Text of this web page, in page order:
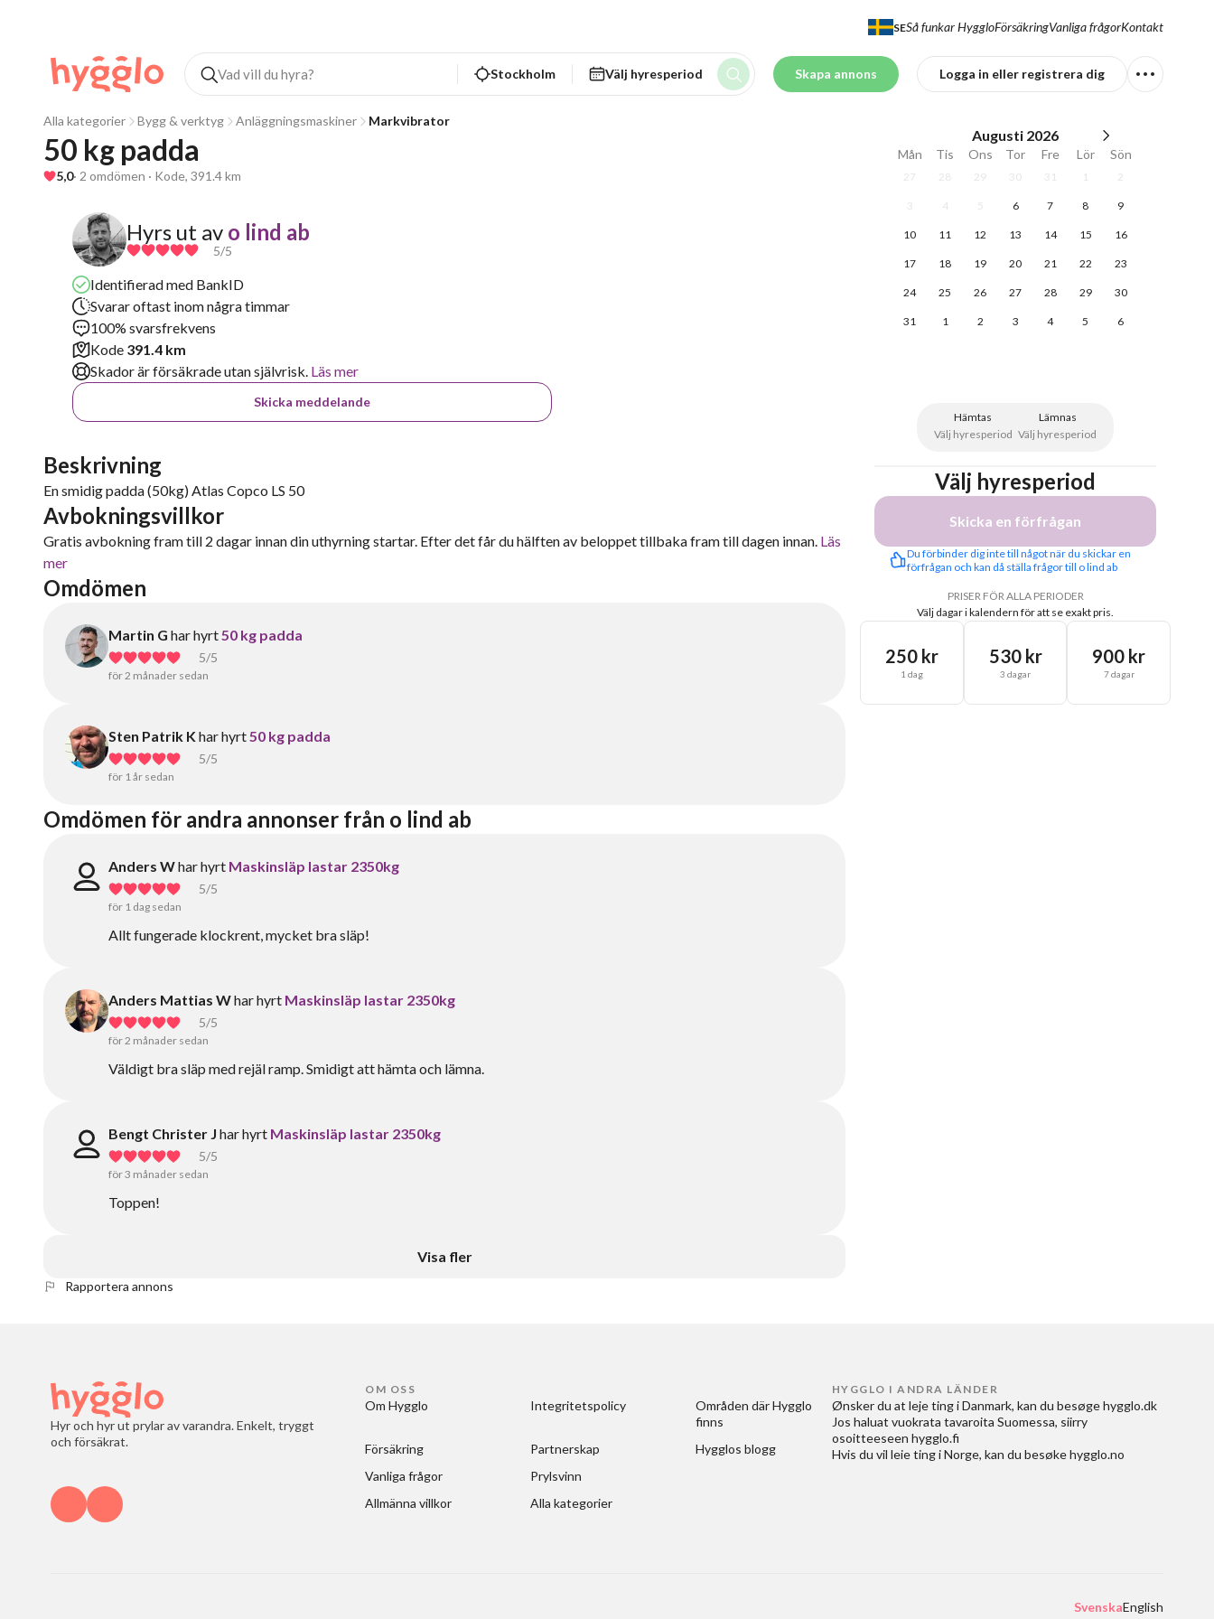
SESå funkar HyggloFörsäkringVanliga frågorKontakt
Stockholm Välj hyresperiod Skapa annons Logga in eller registrera dig
Alla kategorier Bygg & verktyg Anläggningsmaskiner Markvibrator
50 kg padda
5,0· 2 omdömen · Kode, 391.4 km
Hyrs ut av o lind ab
5/5
Identifierad med BankID
Svarar oftast inom några timmar
100% svarsfrekvens
Kode 391.4 km
Skador är försäkrade utan självrisk. Läs mer
Skicka meddelande
Beskrivning
En smidig padda (50kg) Atlas Copco LS 50
Avbokningsvillkor
Gratis avbokning fram till 2 dagar innan din uthyrning startar. Efter det får du hälften av beloppet tillbaka fram till dagen innan. Läs
mer
Omdömen
Martin G har hyrt50 kg padda
5/5
för 2 månader sedan
Sten Patrik K har hyrt50 kg padda
5/5
för 1 år sedan
Omdömen för andra annonser från o lind ab
Anders Whar hyrt Maskinsläp lastar 2350kg
5/5
för 1 dag sedan
Allt fungerade klockrent, mycket bra släp!
Anders Mattias Whar hyrt Maskinsläp lastar 2350kg
5/5
för 2 månader sedan
Väldigt bra släp med rejäl ramp. Smidigt att hämta och lämna.
Bengt Christer J har hyrt Maskinsläp lastar 2350kg
5/5
för 3 månader sedan
Toppen!
Visa fler
Augusti 2026
Mån Tis Ons Tor Fre Lör Sön
27 28 29 30 31 1 2
3 4 5 6 7 8 9
10 11 12 13 14 15 16
17 18 19 20 21 22 23
24 25 26 27 28 29 30
31 1 2 3 4 5 6
Hämtas
Välj hyresperiod
Lämnas
Välj hyresperiod
Välj hyresperiod
Skicka en förfrågan
Du förbinder dig inte till något när du skickar en
förfrågan och kan då ställa frågor till o lind ab
PRISER FÖR ALLA PERIODER
Välj dagar i kalendern för att se exakt pris.
250 kr
1 dag
530 kr
3 dagar
900 kr
7 dagar
Rapportera annons
Hyr och hyr ut prylar av varandra. Enkelt, tryggt
och försäkrat.
OM OSS
Om Hygglo
Försäkring
Vanliga frågor
Allmänna villkor
Integritetspolicy
Partnerskap
Prylsvinn
Alla kategorier
Områden där Hygglo
finns
Hygglos blogg
HYGGLO I ANDRA LÄNDER
Ønsker du at leje ting i Danmark, kan du besøge hygglo.dk
Jos haluat vuokrata tavaroita Suomessa, siirry
osoitteeseen hygglo.fi
Hvis du vil leie ting i Norge, kan du besøke hygglo.no
SvenskaEnglish